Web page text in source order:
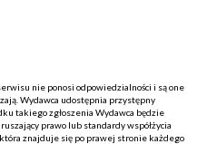
nie ponosi odpowiedzialności i są one
Wydawca udostępnia przystępny
takiego zgłoszenia Wydawca będzie
prawo lub standardy współżycia
znajduje się po prawej stronie każdego